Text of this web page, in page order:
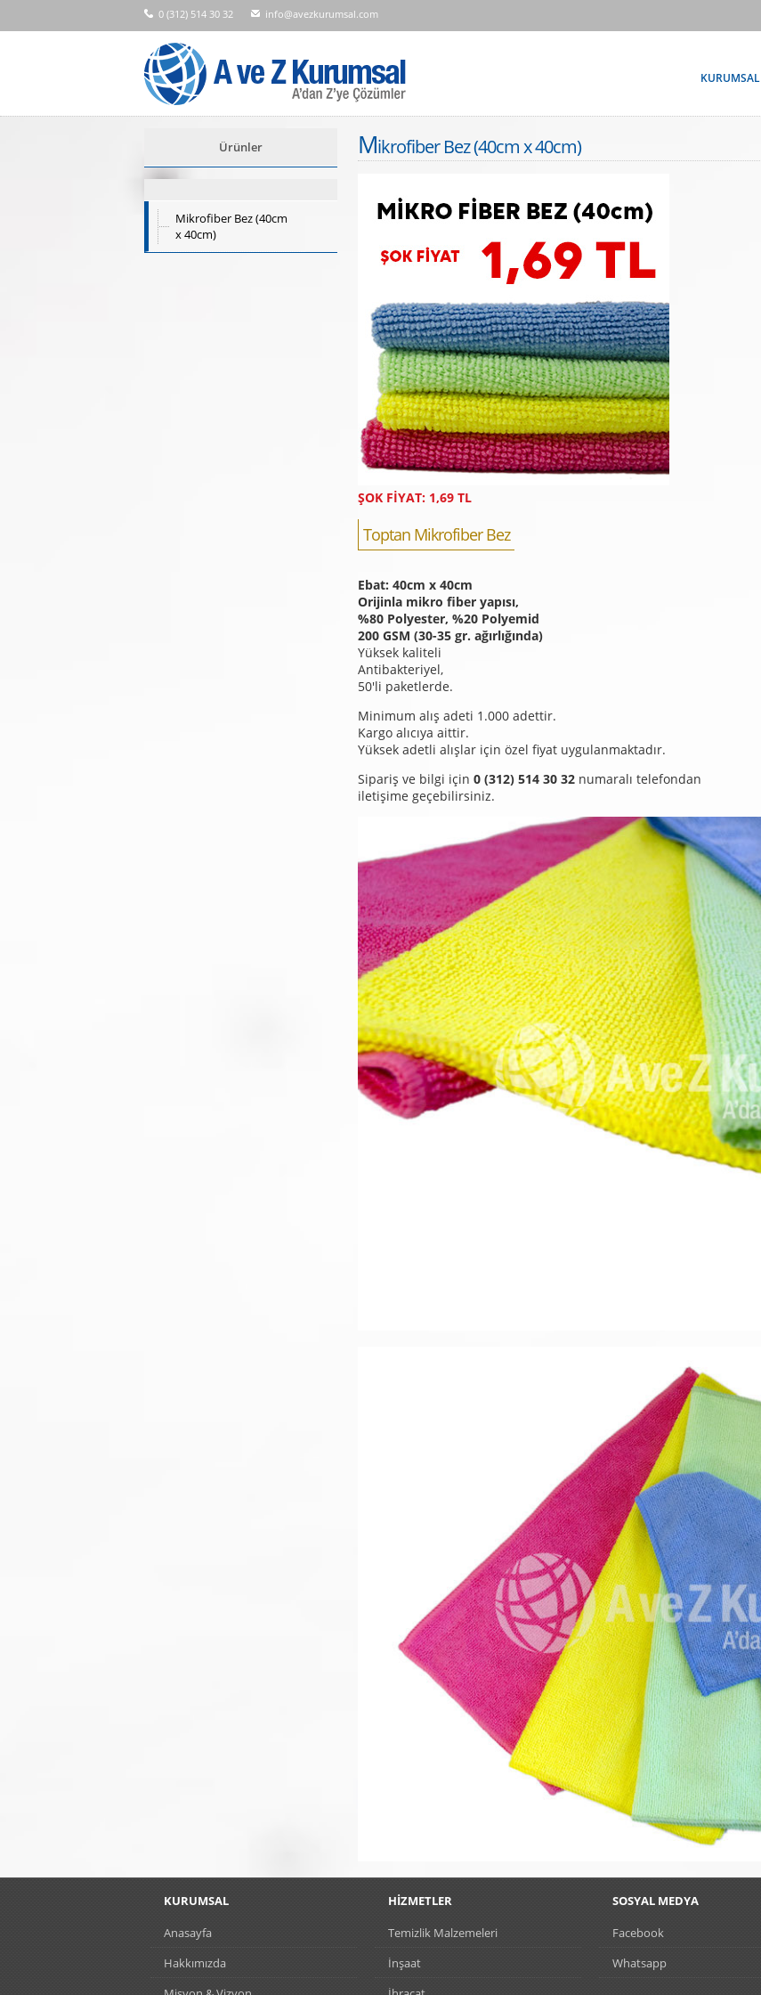
0 (312) 514 30 32 info@avezkurumsal.com
KURUMSAL
Ürünler
Mikrofiber Bez (40cm
x 40cm)
Mikrofiber Bez (40cm x 40cm)
ŞOK FİYAT: 1,69 TL
Toptan Mikrofiber Bez
Ebat: 40cm x 40cm
Orijinla mikro fiber yapısı,
%80 Polyester, %20 Polyemid
200 GSM (30-35 gr. ağırlığında)
Yüksek kaliteli
Antibakteriyel,
50'li paketlerde.
Minimum alış adeti 1.000 adettir.
Kargo alıcıya aittir.
Yüksek adetli alışlar için özel fiyat uygulanmaktadır.
Sipariş ve bilgi için 0 (312) 514 30 32 numaralı telefondan
iletişime geçebilirsiniz.
KURUMSAL
Anasayfa
Hakkımızda
HİZMETLER
Temizlik Malzemeleri
İnşaat
SOSYAL MEDYA
Facebook
Whatsapp